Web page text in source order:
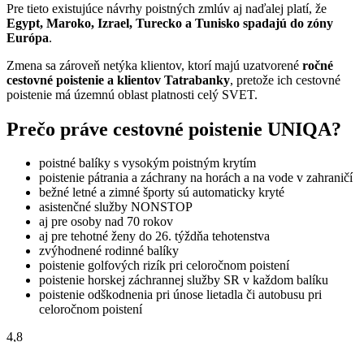
Pre tieto existujúce návrhy poistných zmlúv aj naďalej platí, že
Egypt, Maroko, Izrael, Turecko a Tunisko spadajú do zóny
Európa.
Zmena sa zároveň netýka klientov, ktorí majú uzatvorené ročné
cestovné poistenie a klientov Tatrabanky, pretože ich cestovné
poistenie má územnú oblast platnosti celý SVET.
Prečo práve cestovné poistenie UNIQA?
poistné balíky s vysokým poistným krytím
poistenie pátrania a záchrany na horách a na vode v zahraničí
bežné letné a zimné športy sú automaticky kryté
asistenčné služby NONSTOP
aj pre osoby nad 70 rokov
aj pre tehotné ženy do 26. týždňa tehotenstva
zvýhodnené rodinné balíky
poistenie golfových rizík pri celoročnom poistení
poistenie horskej záchrannej služby SR v každom balíku
poistenie odškodnenia pri únose lietadla či autobusu pri
celoročnom poistení
4,8